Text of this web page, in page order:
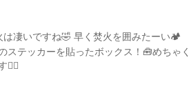
は凄いですね🤣 早く焚火を囲みたーい🏕
ステッカーを貼ったボックス！🧰めちゃく